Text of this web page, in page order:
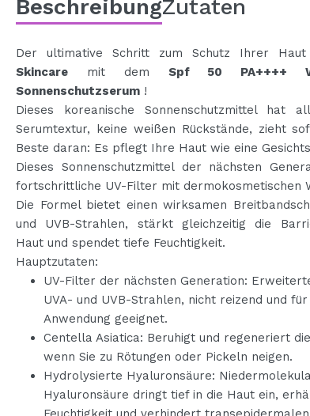
BeschreibungZutaten
Der ultimative Schritt zum Schutz Ihrer
Skincare mit dem Spf 50 PA++++
Sonnenschutzserum !
Dieses koreanische Sonnenschutzmittel hat
Serumtextur, keine weißen Rückstände, zieht
Beste daran: Es pflegt Ihre Haut wie eine
Dieses Sonnenschutzmittel der nächsten
fortschrittliche UV-Filter mit dermokosmetischen
Die Formel bietet einen wirksamen
und UVB-Strahlen, stärkt gleichzeitig die
Haut und spendet tiefe Feuchtigkeit.
Hauptzutaten:
UV-Filter der nächsten Generation:
UVA- und UVB-Strahlen, nicht reizend und
Anwendung geeignet.
Centella Asiatica: Beruhigt und regeneriert
wenn Sie zu Rötungen oder Pickeln neigen.
Hydrolysierte Hyaluronsäure:
Hyaluronsäure dringt tief in die Haut ein,